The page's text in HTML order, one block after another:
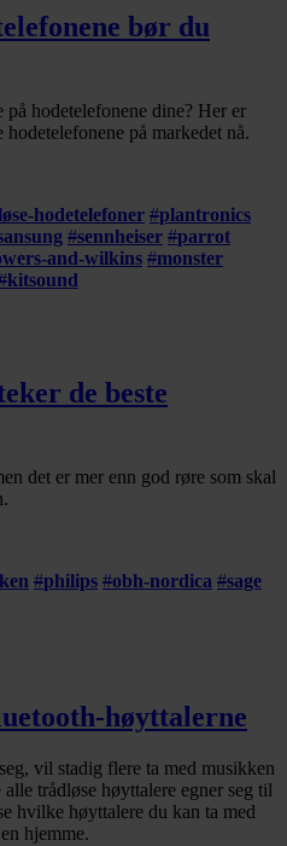
bør du
hodetelefonene dine? Her er
på markedet nå.
hodetelefoner #plantronics
#sennheiser #parrot
and-wilkins #monster
kitsound
de beste
det er mer enn god røre som skal
#philips #obh-nordica #sage
høyttalerne
vil stadig flere ta med musikken
trådløse høyttalere egner seg til
hvilke høyttalere du kan ta med
hjemme.